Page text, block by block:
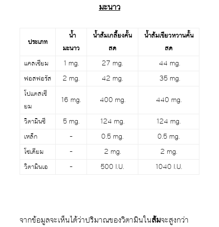
มะนาว
ประเภท
น้ำ
มะนาว
น้ำส้มเกลี้ยงคั้น
สด
น้ำส้มเขียวหวานคั้น
สด
แคลเซียม
1 mg. 27 mg.
44 mg.
ฟอสฟอรัส
2 mg. 42 mg.
35 mg.
โปแตสเซี
ยม
16 mg. 400 mg.
440 mg.
วิตามินซี
5 mg. 124 mg.
124 mg.
เหล็ก
– 0.5 mg.
0.5 mg.
โซเดียม
– 2 mg.
2 mg.
วิตามินเอ
– 500 I.U. 1040 I.U.
จากข้อมูลจะเห็นได้ว่าปริมาณของวิตามินในส้มจะสูงกว่า